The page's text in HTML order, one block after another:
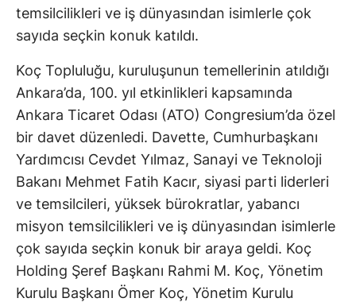
temsilcilikleri ve iş dünyasından isimlerle çok
sayıda seçkin konuk katıldı.
Koç Topluluğu, kuruluşunun temellerinin atıldığı
Ankara’da, 100. yıl etkinlikleri kapsamında
Ankara Ticaret Odası (ATO) Congresium’da özel
bir davet düzenledi. Davette, Cumhurbaşkanı
Yardımcısı Cevdet Yılmaz, Sanayi ve Teknoloji
Bakanı Mehmet Fatih Kacır, siyasi parti liderleri
ve temsilcileri, yüksek bürokratlar, yabancı
misyon temsilcilikleri ve iş dünyasından isimlerle
çok sayıda seçkin konuk bir araya geldi. Koç
Holding Şeref Başkanı Rahmi M. Koç, Yönetim
Kurulu Başkanı Ömer Koç, Yönetim Kurulu